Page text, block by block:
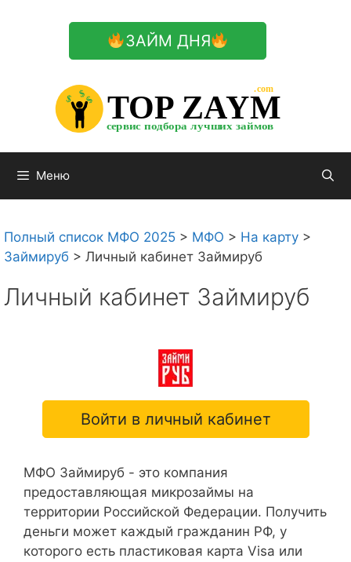
ЗАЙМ ДНЯ
TOP ZAYM
сервис подбора лучших займов
.com
$
$
$
Меню
Полный список МФО 2025 > МФО > На карту >
Займируб > Личный кабинет Займируб
Личный кабинет Займируб
Войти в личный кабинет
МФО Займируб - это компания
предоставляющая микрозаймы на
территории Российской Федерации. Получить
деньги может каждый гражданин РФ, у
которого есть пластиковая карта Visa или